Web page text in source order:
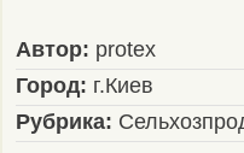
Автор: protex
Город: г.Киев
Рубрика: